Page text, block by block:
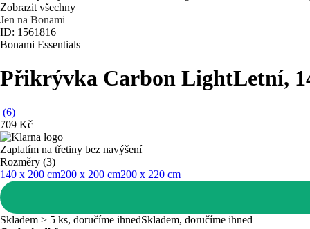
Zobrazit všechny
Jen na Bonami
ID: 1561816
Bonami Essentials
Přikrývka Carbon LightLetní,
(6)
709 Kč
Zaplatím na třetiny bez navýšení
Rozměry (3)
140 x 200 cm200 x 200 cm200 x 220 cm
Skladem > 5 ks, doručíme ihnedSkladem, doručíme ihned